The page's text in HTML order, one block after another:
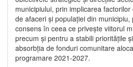
municipiului, prin implicarea
de afaceri și populației din
consens în ceea ce privește viitorul
precum și pentru a stabili prioritățile
absorbția de fonduri comunitare
programare 2021-2027.